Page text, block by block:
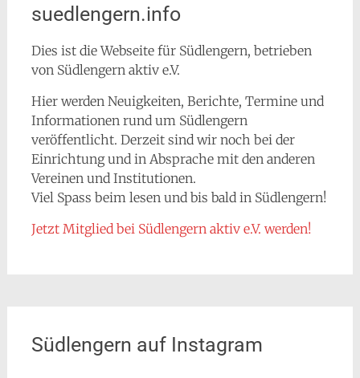
suedlengern.info
Dies ist die Webseite für Südlengern, betrieben
von Südlengern aktiv e.V.
Hier werden Neuigkeiten, Berichte, Termine und
Informationen rund um Südlengern
veröffentlicht. Derzeit sind wir noch bei der
Einrichtung und in Absprache mit den anderen
Vereinen und Institutionen.
Viel Spass beim lesen und bis bald in Südlengern!
Jetzt Mitglied bei Südlengern aktiv e.V. werden!
Südlengern auf Instagram